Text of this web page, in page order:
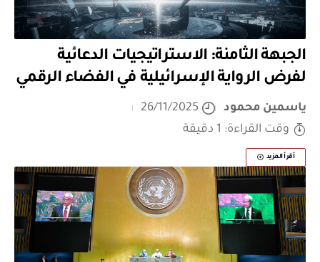
الجبهة الثامنة: الاستراتيجيات الدعائية
لفرض الرواية الإسرائيلية في الفضاء الرقمي
ياسمين محمود
26/11/2025
وقت القراءة: 1 دقيقة
أقرأ المزيد